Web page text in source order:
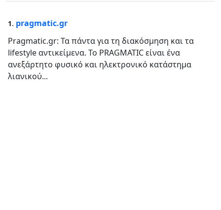
1. pragmatic.gr
Pragmatic.gr: Τα πάντα για τη διακόσμηση και τα
lifestyle αντικείμενα. Το PRAGMATIC είναι ένα
ανεξάρτητο φυσικό και ηλεκτρονικό κατάστημα
λιανικού...